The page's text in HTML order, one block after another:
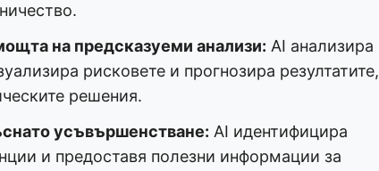
на предсказуеми анализи: AI анализира
рисковете и прогнозира резултатите,
решения.
усъвършенстване: AI идентифицира
и предоставя полезни информации за